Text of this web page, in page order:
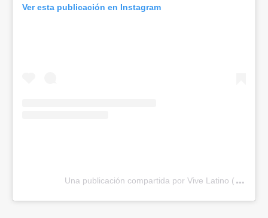
Ver esta publicación en Instagram
Una publicación compartida por Vive Latino